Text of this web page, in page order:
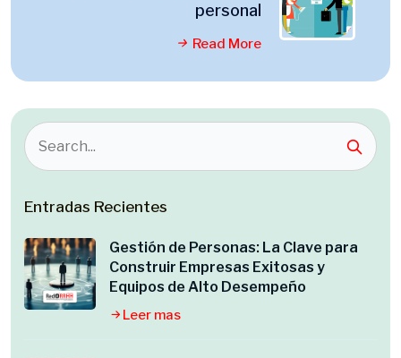
personal
Read More
Entradas Recientes
Gestión de Personas: La Clave para
Construir Empresas Exitosas y
Equipos de Alto Desempeño
Leer mas